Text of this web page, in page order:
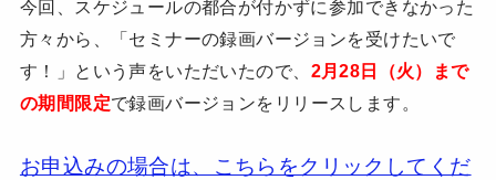
今回、スケジュールの都合が付かずに参加できなかった
方々から、「セミナーの録画バージョンを受けたいで
す！」という声をいただいたので、 2月28日（火）まで
の期間限定で録画バージョンをリリースします。
お申込みの場合は、こちらをクリックしてくだ